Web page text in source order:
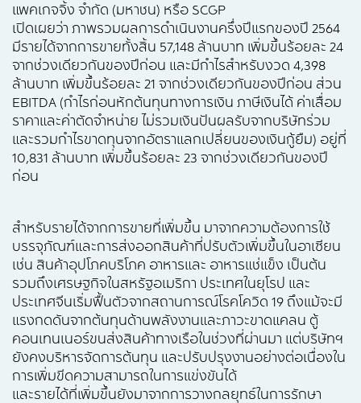
แพคเกจจิ้ง จำกัด (มหาชน) หรือ SCGP
เปิดเผยว่า ภาพรวมผลการดำเนินงานครึ่งปีแรกของปี 2564
มีรายได้จากการขายทั้งสิ้น 57,148 ล้านบาท เพิ่มขึ้นร้อยละ 24
จากช่วงเดียวกันของปีก่อน และมีกำไรสำหรับงวด 4,398
ล้านบาท เพิ่มขึ้นร้อยละ 21 จากช่วงเดียวกันของปีก่อน ส่วน
EBITDA (กำไรก่อนหักต้นทุนทางการเงิน ภาษีเงินได้ ค่าเสื่อม
ราคาและค่าตัดจำหน่าย ไม่รวมเงินปันผลรับจากบริษัทร่วม
และรวมกำไรขาดทุนจากอัตราแลกเปลี่ยนของเงินกู้ยืม) อยู่ที่
10,831 ล้านบาท เพิ่มขึ้นร้อยละ 23 จากช่วงเดียวกันของปี
ก่อน
สำหรับรายได้จากการขายที่เพิ่มขึ้น มาจากความต้องการใช้
บรรจุภัณฑ์และการส่งออกสินค้าที่ปรับตัวเพิ่มขึ้นในอาเซียน
เช่น สินค้าอุปโภคบริโภค อาหารและ อาหารแช่แข็ง เป็นต้น
รวมถึงเศรษฐกิจในสหรัฐอเมริกา ประเทศในยุโรป และ
ประเทศจีนเริ่มฟื้นตัวจากสถานการณ์โรคโควิด 19 ถึงแม้จะมี
แรงกดดันจากต้นทุนด้านพลังงานและภาวะขาดแคลน ตู้
คอนเทนเนอร์ขนส่งสินค้าทางเรือในช่วงที่ผ่านมา แต่บริษัทฯ
ยังคงบริหารจัดการต้นทุน และปรับปรุงงานอย่างต่อเนื่องใน
การเพิ่มขีดความสามารถในการแข่งขันได้
และรายได้ที่เพิ่มขึ้นยังมาจากการวางกลยุทธ์ในการรักษา